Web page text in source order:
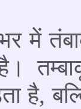
भर में
है।
है,